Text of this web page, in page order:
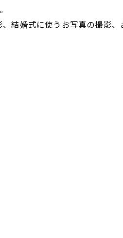
結婚式に使うお写真の撮影